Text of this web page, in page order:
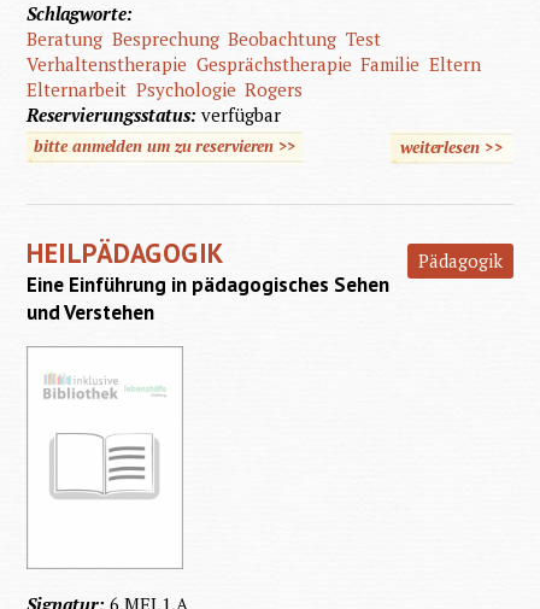
Schlagworte:
Beratung Besprechung Beobachtung Test
Verhaltenstherapie Gesprächstherapie Familie Eltern
Elternarbeit Psychologie Rogers
Reservierungsstatus:verfügbar
bitte anmelden um zu reservieren >> weiterlesen>>
HEILPÄDAGOGIK Pädagogik
Eine Einführung in pädagogisches Sehen
und Verstehen